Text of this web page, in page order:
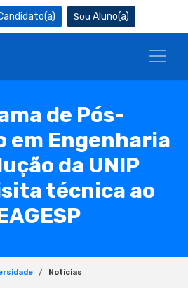
Aluno(a)
de Pós-
em Engenharia
da UNIP
técnica ao
Notícias